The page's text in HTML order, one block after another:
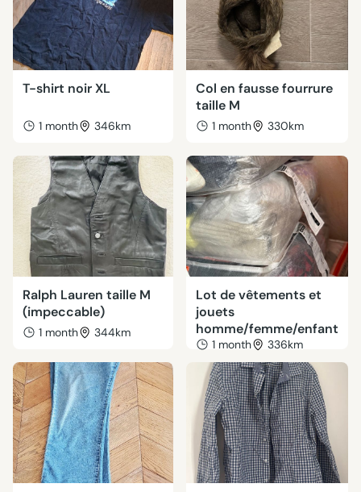
T-shirt noir XL
1 month 346km
Col en fausse fourrure
taille M
1 month 330km
Ralph Lauren taille M
(impeccable)
1 month 344km
Lot de vêtements et
jouets
homme/femme/enfant
1 month 336km